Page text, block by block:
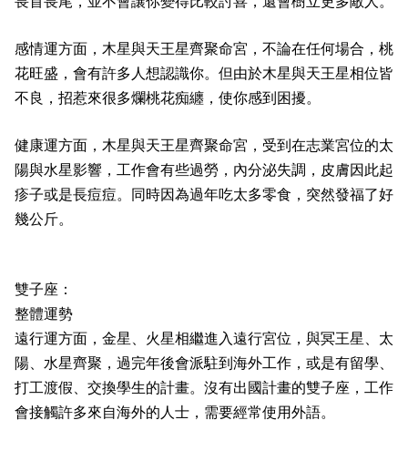
感情運方面，木星與天王星齊聚命宮，不論在任何場合，桃
花旺盛，會有許多人想認識你。但由於木星與天王星相位皆
不良，招惹來很多爛桃花痴纏，使你感到困擾。
健康運方面，木星與天王星齊聚命宮，受到在志業宮位的太
陽與水星影響，工作會有些過勞，內分泌失調，皮膚因此起
疹子或是長痘痘。同時因為過年吃太多零食，突然發福了好
幾公斤。
雙子座：
整體運勢
遠行運方面，金星、火星相繼進入遠行宮位，與冥王星、太
陽、水星齊聚，過完年後會派駐到海外工作，或是有留學、
打工渡假、交換學生的計畫。沒有出國計畫的雙子座，工作
會接觸許多來自海外的人士，需要經常使用外語。